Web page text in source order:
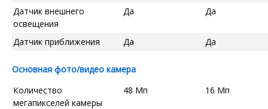
Датчик внешнего
освещения
Да Да
Датчик приближения Да Да
Основная фото/видео камера
Количество
мегапикселей камеры
48 Мп 16 Мп